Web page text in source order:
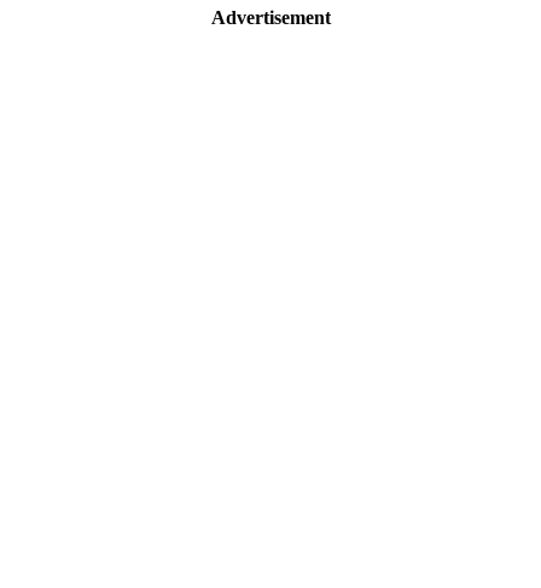
Advertisement